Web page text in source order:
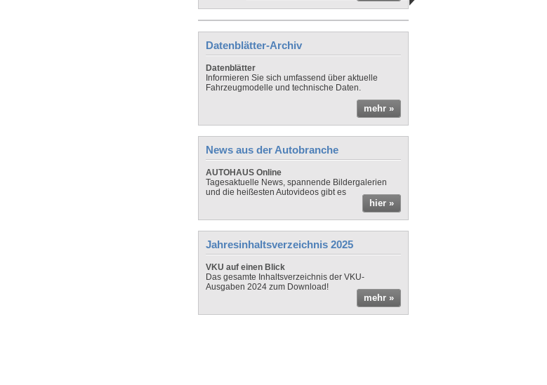
Datenblätter-Archiv
Datenblätter
Informieren Sie sich umfassend über aktuelle
Fahrzeugmodelle und technische Daten.
mehr »
News aus der Autobranche
AUTOHAUS Online
Tagesaktuelle News, spannende Bildergalerien
und die heißesten Autovideos gibt es
hier »
Jahresinhaltsverzeichnis 2025
VKU auf einen Blick
Das gesamte Inhaltsverzeichnis der VKU-
Ausgaben 2024 zum Download!
mehr »